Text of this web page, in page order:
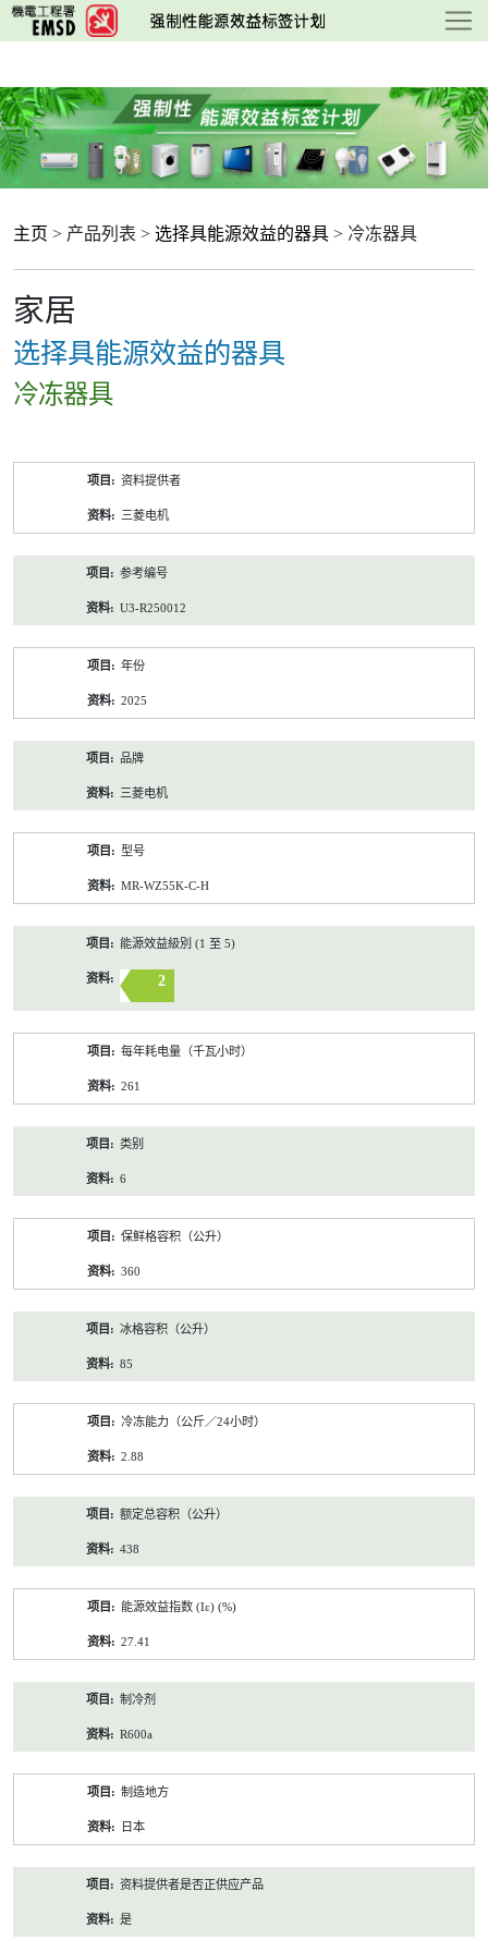
跳
至
要
内
容
主页 > 产品列表 > 选择具能源效益的器具 > 冷冻器具
家居
选择具能源效益的器具
冷冻器具
资料提供者
三菱电机
参考编号
U3-R250012
年份
2025
品牌
三菱电机
型号
MR-WZ55K-C-H
能源效益級別 (1 至 5)
2
每年耗电量（千瓦小时）
261
类别
6
保鲜格容积（公升）
360
冰格容积（公升）
85
冷冻能力（公斤／24小时）
2.88
额定总容积（公升）
438
能源效益指数 (Iε) (%)
27.41
制冷剂
R600a
制造地方
日本
资料提供者是否正供应产品
是